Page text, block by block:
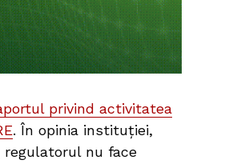
privind activitatea
. În opinia instituției,
regulatorul nu face